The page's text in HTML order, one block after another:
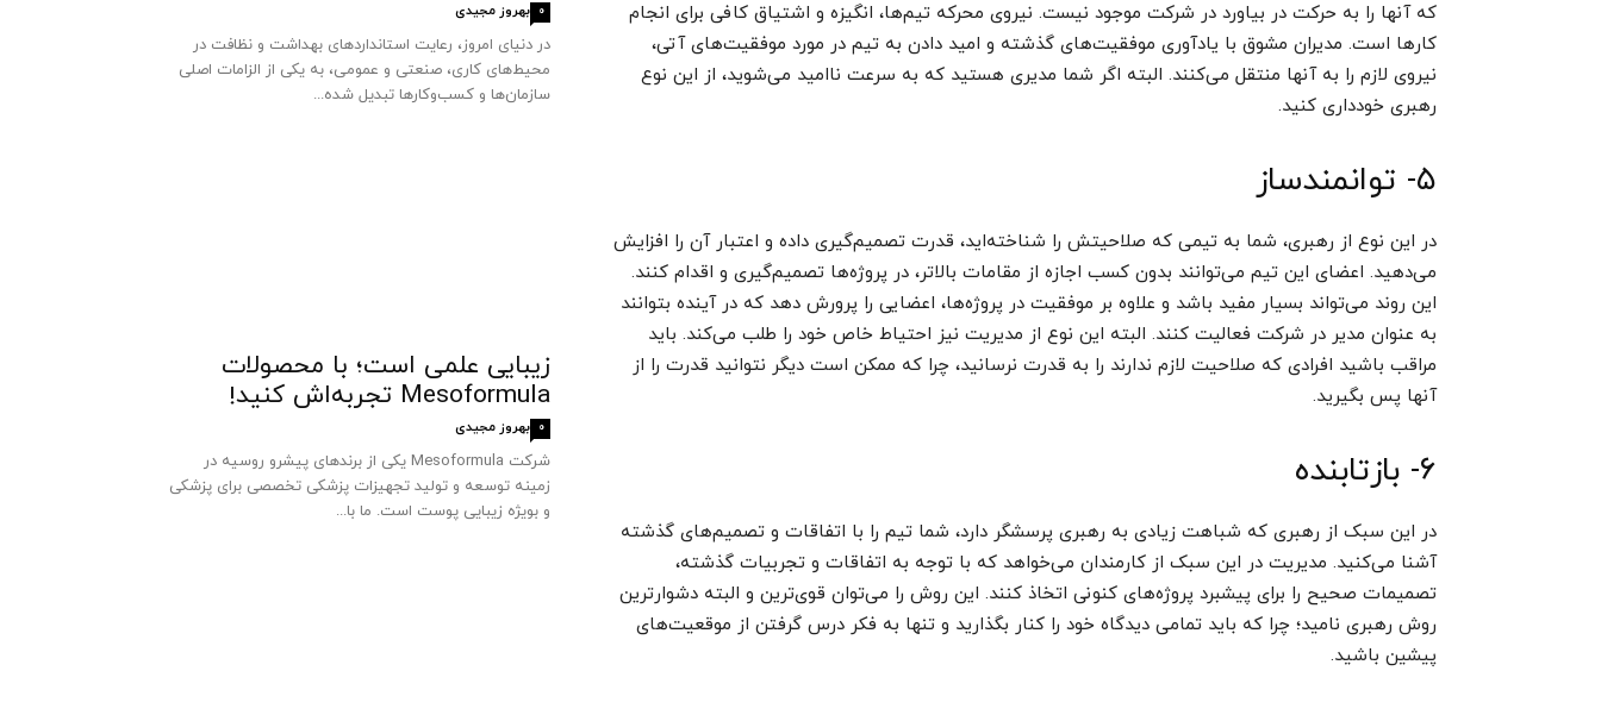
که آنها را به حرکت در بیاورد در شرکت موجود نیست. نیروی محرکه‌ تیم‌ها، انگیزه و اشتیاق کافی برای انجام
کارها است. مدیران مشوق با یادآوری موفقیت‌های گذشته و امید دادن به تیم در مورد موفقیت‌های آتی،
نیروی لازم را به آنها منتقل می‌کنند. البته اگر شما مدیری هستید که به سرعت ناامید می‌شوید، از این نوع
رهبری خودداری کنید.
۵- توانمندساز
در این نوع از رهبری، شما به تیمی که صلاحیتش را شناخته‌اید، قدرت تصمیم‌گیری داده و اعتبار آن را افزایش
می‌دهید. اعضای این تیم می‌توانند بدون کسب اجازه از مقامات بالاتر، در پروژه‌ها تصمیم‌گیری و اقدام کنند.
این روند می‌تواند بسیار مفید باشد و علاوه بر موفقیت در پروژه‌ها،‌ اعضایی را پرورش دهد که در آینده بتوانند
به عنوان مدیر در شرکت فعالیت کنند. البته این نوع از مدیریت نیز احتیاط خاص خود را طلب می‌کند. باید
مراقب باشید افرادی که صلاحیت لازم ندارند را به قدرت نرسانید، چرا که ممکن است دیگر نتوانید قدرت را از
آنها پس بگیرید.
۶- بازتابنده
در این سبک از رهبری که شباهت زیادی به رهبری پرسشگر دارد، شما تیم را با اتفاقات و تصمیم‌های گذشته
آشنا می‌کنید. مدیریت در این سبک از کارمندان می‌خواهد که با توجه به اتفاقات و تجربیات گذشته‌،
تصمیمات صحیح را برای پیشبرد پروژه‌های کنونی اتخاذ کنند. این روش را می‌توان قوی‌ترین و البته دشوارترین
روش رهبری نامید؛ چرا که باید تمامی دیدگاه خود را کنار بگذارید و تنها به فکر درس گرفتن از موقعیت‌های
پیشین باشید.
بهروز مجیدی 0
در دنیای امروز، رعایت استانداردهای بهداشت و نظافت در
محیط‌های کاری، صنعتی و عمومی، به یکی از الزامات اصلی
سازمان‌ها و کسب‌وکارها تبدیل شده...
زیبایی علمی است؛ با محصولات
Mesoformula تجربه‌اش کنید!
بهروز مجیدی 0
شرکت Mesoformula یکی از برندهای پیشرو روسیه در
زمینه توسعه و تولید تجهیزات پزشکی تخصصی برای پزشکی
و بویژه زیبایی پوست است. ما با...